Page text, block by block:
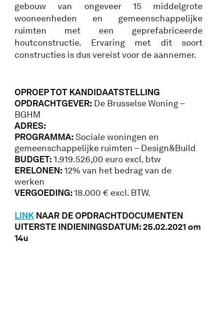
gebouw van ongeveer 15 middelgrote
wooneenheden en gemeenschappelijke
ruimten met een geprefabriceerde
houtconstructie. Ervaring met dit soort
constructies is dus vereist voor de aannemer.
OPROEP TOT KANDIDAATSTELLING
OPDRACHTGEVER: De Brusselse Woning –
BGHM
ADRES:
PROGRAMMA: Sociale woningen en
gemeenschappelijke ruimten – Design&Build
BUDGET: 1.919.526,00 euro excl. btw
ERELONEN: 12% van het bedrag van de
werken
VERGOEDING:18.000 € excl. BTW.
LINK NAAR DE OPDRACHTDOCUMENTEN
UITERSTE INDIENINGSDATUM: 25.02.2021 om
14u